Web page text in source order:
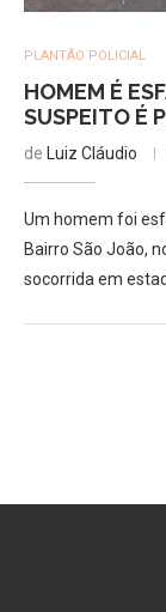
PLANTÃO POLICIAL
HOMEM É
SUSPEITO É
de Luiz Cláudio
Um homem foi
Bairro São João,
socorrida em